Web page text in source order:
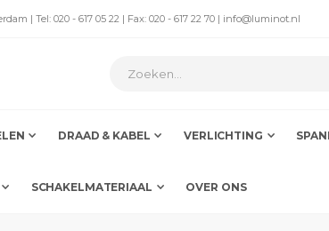
| Tel: 020 - 617 05 22 | Fax: 020 - 617 22 70 | info@luminot.nl
DRAAD & KABEL VERLICHTING
SCHAKELMATERIAAL OVER ONS